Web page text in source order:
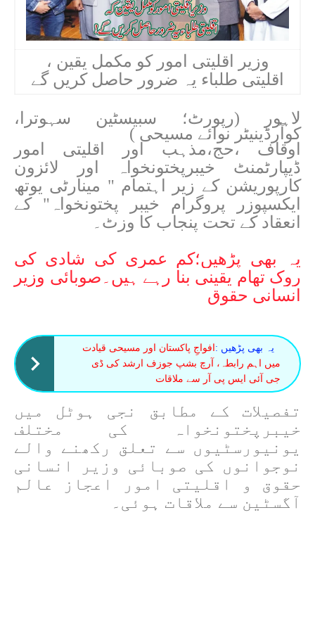
وزیر اقلیتی امور کو مکمل یقین ،
اقلیتی طلباء یہ ضرور حاصل کریں گے
لاہور (رپورٹ؛ سبیسٹین سہوترا،
کوآرڈینیٹر نوائے مسیحی )
اوقاف ،حج،مذہب اور اقلیتی امور
ڈیپارٹمنٹ خیبرپختونخواہ اور لائزون
کارپوریشن کے زیر اہتمام " مینارٹی یوتھ
ایکسپوزر پروگرام خیبر پختونخواہ" کے
انعقاد کے تحت پنجاب کا وزٹ۔
یہ بھی پڑھیں؛کم عمری کی شادی کی
روک تھام یقینی بنا رہے ہیں۔صوبائی وزیر
انسانی حقوق
یہ بھی پڑھیں : افواجِ پاکستان اور مسیحی قیادت
میں اہم رابطہ، آرچ بشپ جوزف ارشد کی ڈی
جی آئی ایس پی آر سے ملاقات
تفصیلات کے مطابق
نجی ہوٹل میں
خیبرپختونخواہ کی مختلف
یونیورسٹیوں سے تعلق رکھنے والے
نوجوانوں کی صوبائی وزیر انسانی
حقوق و اقلیتی امور اعجاز عالم
آگسٹین سے ملاقات ہوئی۔